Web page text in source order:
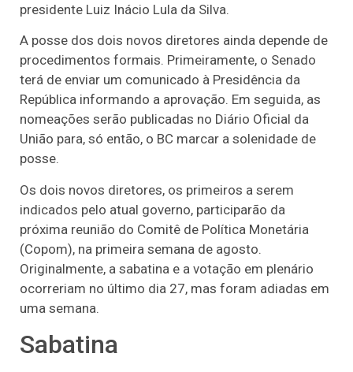
presidente Luiz Inácio Lula da Silva.
A posse dos dois novos diretores ainda depende de
procedimentos formais. Primeiramente, o Senado
terá de enviar um comunicado à Presidência da
República informando a aprovação. Em seguida, as
nomeações serão publicadas no Diário Oficial da
União para, só então, o BC marcar a solenidade de
posse.
Os dois novos diretores, os primeiros a serem
indicados pelo atual governo, participarão da
próxima reunião do Comitê de Política Monetária
(Copom), na primeira semana de agosto.
Originalmente, a sabatina e a votação em plenário
ocorreriam no último dia 27, mas foram adiadas em
uma semana.
Sabatina